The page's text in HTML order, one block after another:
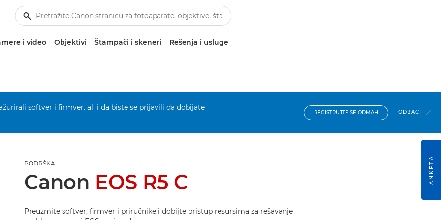
i video Objektivi Štampači i skeneri Rešenja i usluge
softver i firmver, ali i da biste se prijavili da dobijate
REGISTRUJTE SE ODMAH ODBACI
PODRŠKA
Canon EOS R5 C
Preuzmite softver, firmver i priručnike i dobijte pristup resursima za rešavanje
ANKETA